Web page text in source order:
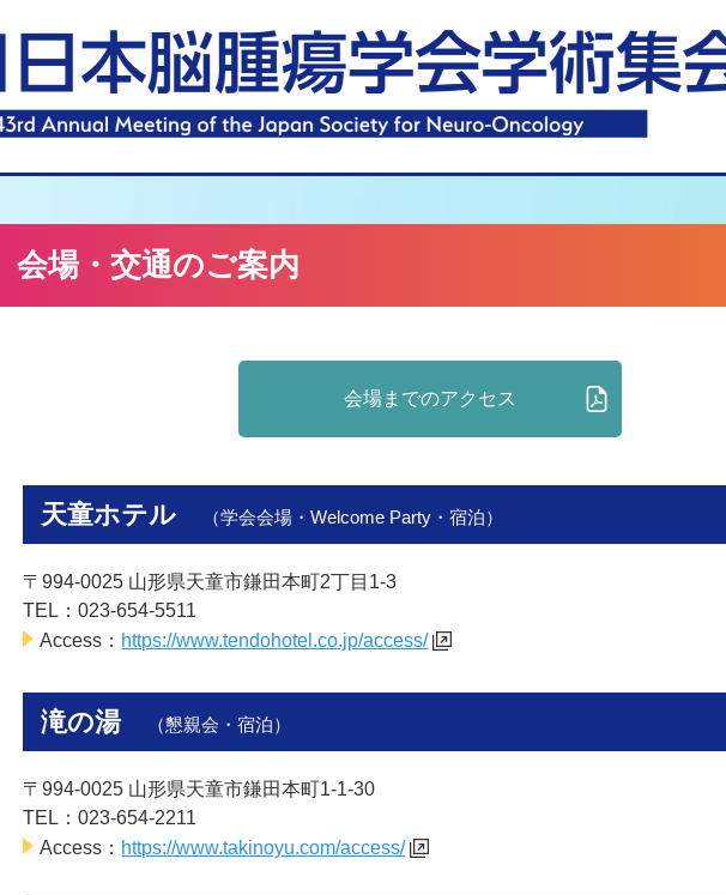
会場・交通のご案内
会場までのアクセス
天童ホテル （学会会場・Welcome Party・宿泊）
〒994-0025 山形県天童市鎌田本町2丁目1-3
TEL：023-654-5511
Access： https://www.tendohotel.co.jp/access/
滝の湯 （懇親会・宿泊）
〒994-0025 山形県天童市鎌田本町1-1-30
TEL：023-654-2211
Access： https://www.takinoyu.com/access/